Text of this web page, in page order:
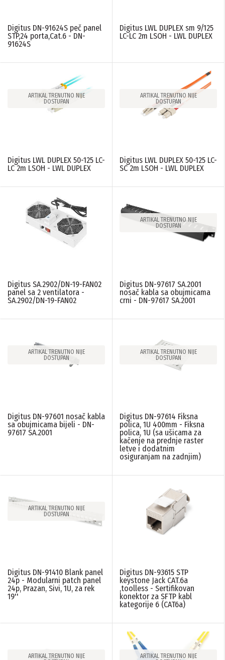
Digitus DN-91624S peč panel
STP,24 porta,Cat.6 - DN-
91624S
Digitus LWL DUPLEX sm 9/125
LC-LC 2m LSOH - LWL DUPLEX
ARTIKAL TRENUTNO NIJE
DOSTUPAN
Digitus LWL DUPLEX 50-125 LC-
LC 2m LSOH - LWL DUPLEX
ARTIKAL TRENUTNO NIJE
DOSTUPAN
Digitus LWL DUPLEX 50-125 LC-
SC 2m LSOH - LWL DUPLEX
Digitus SA.2902/DN-19-FAN02
panel sa 2 ventilatora -
SA.2902/DN-19-FAN02
ARTIKAL TRENUTNO NIJE
DOSTUPAN
Digitus DN-97617 SA.2001
nosač kabla sa obujmicama
crni - DN-97617 SA.2001
ARTIKAL TRENUTNO NIJE
DOSTUPAN
Digitus DN-97601 nosač kabla
sa obujmicama bijeli - DN-
97617 SA.2001
ARTIKAL TRENUTNO NIJE
DOSTUPAN
Digitus DN-97614 Fiksna
polica, 1U 400mm - Fiksna
polica, 1U (sa ušicama za
kačenje na prednje raster
letve i dodatnim
osiguranjam na zadnjim)
ARTIKAL TRENUTNO NIJE
DOSTUPAN
Digitus DN-91410 Blank panel
24p - Modularni patch panel
24p, Prazan, Sivi, 1U, za rek
19''
Digitus DN-93615 STP
keystone Jack CAT.6a
,toolless - Sertifikovan
konektor za SFTP kabl
kategorije 6 (CAT6a)
ARTIKAL TRENUTNO NIJE
ARTIKAL TRENUTNO NIJE